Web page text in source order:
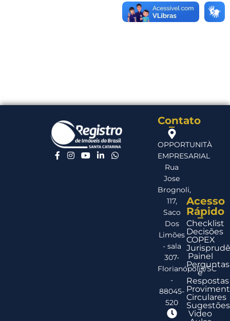
Contato
OPPORTUNITÀ
EMPRESARIAL
Rua
Jose
Brognoli,
117,
Saco
Dos
Limões
- sala
307-
Florianópolis/SC
-
88045-
520
Acesso
Rápido
Checklist
Decisões
COPEX
Painel
Perguntas
e
Respostas
Circulares
Sugestões
Video